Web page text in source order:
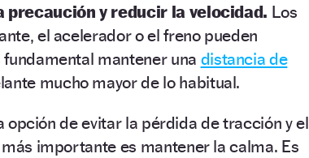
precaución y reducir la velocidad. Los
el acelerador o el freno pueden
mantener una distancia de
mucho mayor de lo habitual.
opción de evitar la pérdida de tracción y el
importante es mantener la calma. Es